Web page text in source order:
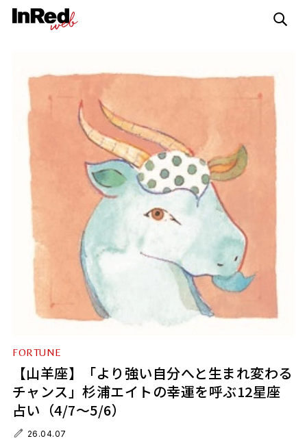
FORTUNE
【山羊座】「より強い自分へと生まれ変わる
チャンス」杉浦エイトの幸運を呼ぶ12星座
占い（4/7～5/6）
26.04.07